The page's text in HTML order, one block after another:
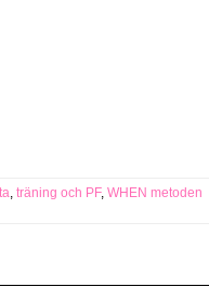
, träning och PF, WHEN metoden